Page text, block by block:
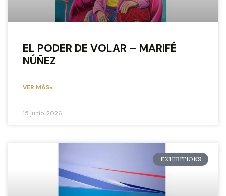
EL PODER DE VOLAR – MARIFÉ
NÚÑEZ
VER MÁS»
15 junio, 2026
EXHIBITIONS